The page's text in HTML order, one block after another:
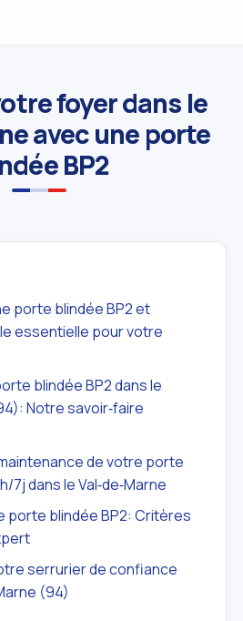
foyer dans le
avec une porte
BP2
porte blindée BP2 et
essentielle pour votre
blindée BP2 dans le
Notre savoir‑faire
de votre porte
7j dans le Val‑de‑Marne
porte blindée BP2: Critères
serrurier de confiance
(94)